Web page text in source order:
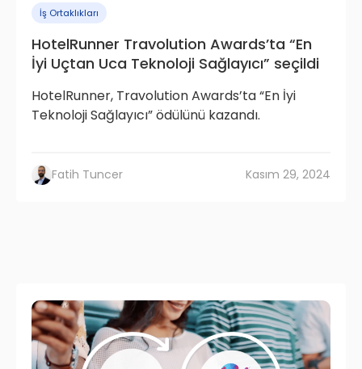
İş Ortaklıkları
HotelRunner Travolution Awards’ta “En
İyi Uçtan Uca Teknoloji Sağlayıcı” seçildi
HotelRunner, Travolution Awards’ta “En İyi
Teknoloji Sağlayıcı” ödülünü kazandı.
Fatih Tuncer Kasım 29, 2024